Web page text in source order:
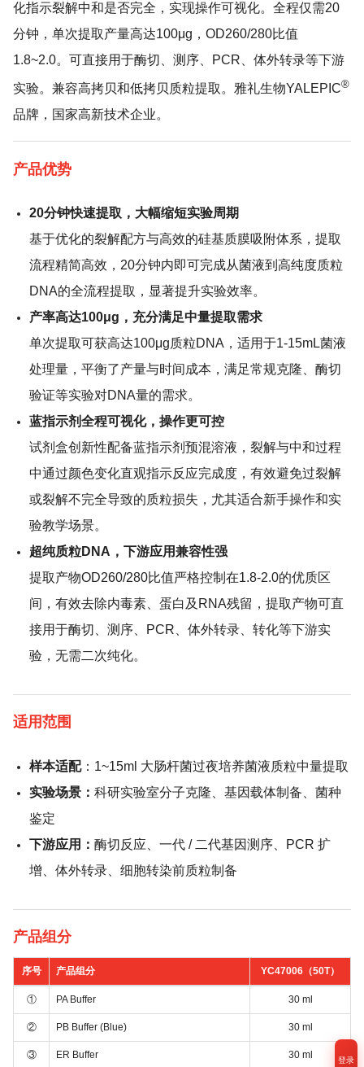
化指示裂解中和是否完全，实现操作可视化。全程仅需20
分钟，单次提取产量高达100μg，OD260/280比值
1.8~2.0。可直接用于酶切、测序、PCR、体外转录等下游
实验。兼容高拷贝和低拷贝质粒提取。雅礼生物YALEPIC®
品牌，国家高新技术企业。
产品优势
20分钟快速提取，大幅缩短实验周期
基于优化的裂解配方与高效的硅基质膜吸附体系，提取
流程精简高效，20分钟内即可完成从菌液到高纯度质粒
DNA的全流程提取，显著提升实验效率。
产率高达100μg，充分满足中量提取需求
单次提取可获高达100μg质粒DNA，适用于1-15mL菌液
处理量，平衡了产量与时间成本，满足常规克隆、酶切
验证等实验对DNA量的需求。
蓝指示剂全程可视化，操作更可控
试剂盒创新性配备蓝指示剂预混溶液，裂解与中和过程
中通过颜色变化直观指示反应完成度，有效避免过裂解
或裂解不完全导致的质粒损失，尤其适合新手操作和实
验教学场景。
超纯质粒DNA，下游应用兼容性强
提取产物OD260/280比值严格控制在1.8-2.0的优质区
间，有效去除内毒素、蛋白及RNA残留，提取产物可直
接用于酶切、测序、PCR、体外转录、转化等下游实
验，无需二次纯化。
适用范围
样本适配：1~15ml 大肠杆菌过夜培养菌液质粒中量提取
实验场景： 科研实验室分子克隆、基因载体制备、菌种
鉴定
下游应用： 酶切反应、一代 / 二代基因测序、PCR 扩
增、体外转录、细胞转染前质粒制备
产品组分
序号 产品组分 YC47006（50T）
① PA Buffer 30 ml
② PB Buffer (Blue) 30 ml
③ ER Buffer 30 ml 登录